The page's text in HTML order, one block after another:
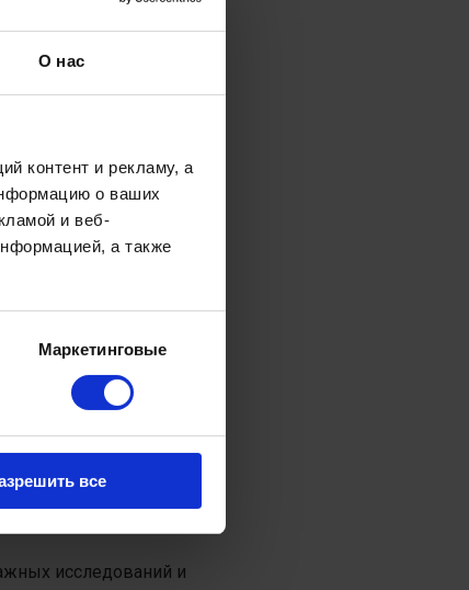
О нас
контент и рекламу, а
о ваших
и веб-
а также
Маркетинговые
все
работе и отношениях,
и т.п.
не реже одного раза в
исследований и